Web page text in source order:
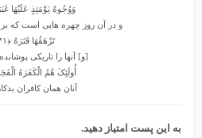
وَوُجُوهٌ یَوْمَئِذٍ عَلَیْهَا
و در آن روز چهره ‏هایى است که بر
تَرْهَقُهَا قَتَرَهٌ﴿۴۱﴾
[و] آنها را تاریکى
أُولَئِکَ هُمُ الْکَفَرَهُ
آنان همان کافران
به این پست امتیاز دهید.